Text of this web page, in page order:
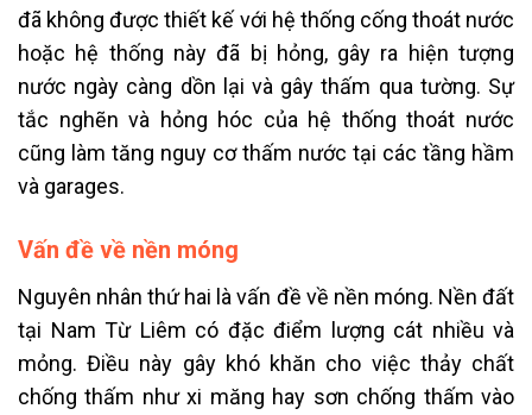
đã không được thiết kế với hệ thống cống thoát nước
hoặc hệ thống này đã bị hỏng, gây ra hiện tượng
nước ngày càng dồn lại và gây thấm qua tường. Sự
tắc nghẽn và hỏng hóc của hệ thống thoát nước
cũng làm tăng nguy cơ thấm nước tại các tầng hầm
và garages.
Vấn đề về nền móng
Nguyên nhân thứ hai là vấn đề về nền móng. Nền đất
tại Nam Từ Liêm có đặc điểm lượng cát nhiều và
mỏng. Điều này gây khó khăn cho việc thảy chất
chống thấm như xi măng hay sơn chống thấm vào